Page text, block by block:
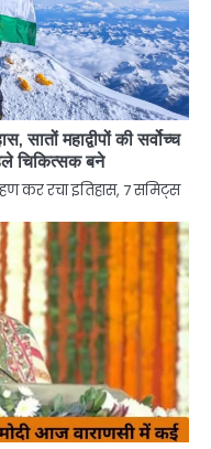
सातों महाद्वीपों की सर्वोच्च
चिकित्सक बने
कर रचा इतिहास, 7 समिट्स